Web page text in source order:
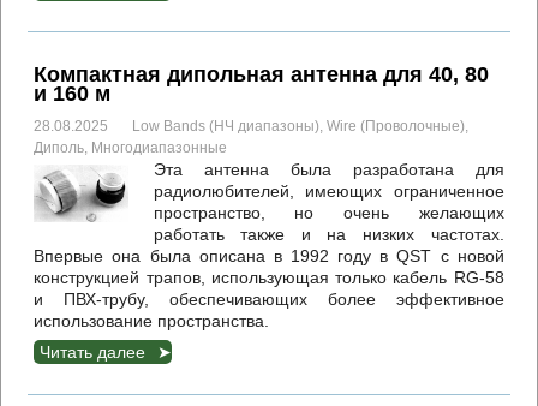
Компактная дипольная антенна для 40, 80
и 160 м
28.08.2025 Low Bands (НЧ диапазоны),Wire (Проволочные),
Диполь, Многодиапазонные
Эта антенна была разработана для
радиолюбителей, имеющих ограниченное
пространство, но очень желающих
работать также и на низких частотах.
Впервые она была описана в 1992 году в QST c новой
конструкцией трапов, использующая только кабель RG-58
и ПВХ-трубу, обеспечивающих более эффективное
использование пространства.
Читать далее